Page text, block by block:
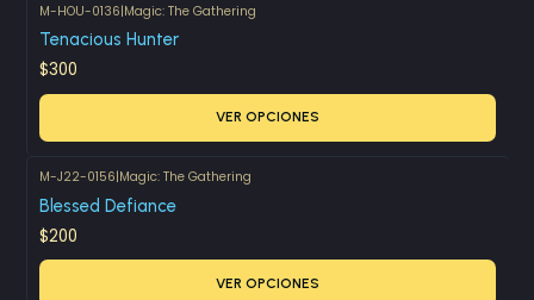
M-HOU-0136|Magic: The Gathering
Tenacious Hunter
$300
VER OPCIONES
M-J22-0156|Magic: The Gathering
Blessed Defiance
$200
VER OPCIONES